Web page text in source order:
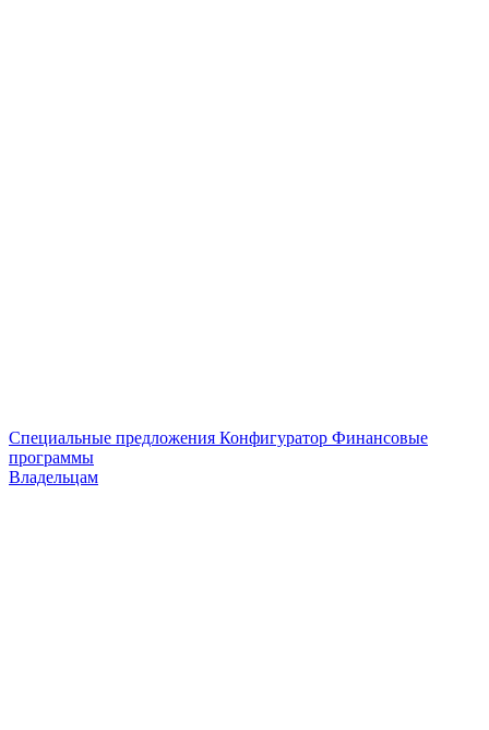
Специальные предложения Конфигуратор Финансовые
программы
Владельцам